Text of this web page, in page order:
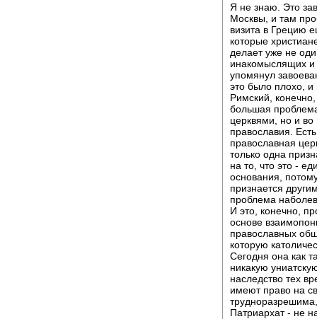
Я не знаю. Это
Москвы, и там
визита в Грецию
которые
делает уже не
инакомыслящих и
упомянул
это было плохо, и
Римский,
большая
церквями, но и во
православия.
православная
только одна
на то, что это -
основания,
признается
проблема
И это, конечно,
основе
православных
которую
Сегодня она как
никакую
наследство тех
имеют право на
Патриархат - не